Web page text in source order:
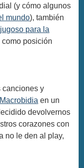
(y cómo algunos
mundo), también
para la
posición
canciones y
en un
devolvernos
corazones con
no le den al play,